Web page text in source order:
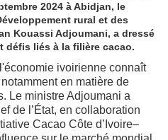
2024 à Abidjan, le
rural et des
Kouassi Adjoumani, a dressé
défis liés à la filière cacao.
ivoirienne connaît
en matière de
Le ministre Adjoumani a
de l’État, en collaboration
Cacao Côte d’Ivoire–